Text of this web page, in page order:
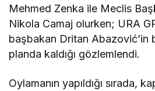
Mehmed Zenka ile Meclis
Nikola Camaj olurken; URA
başbakan Dritan Abazović’in
planda kaldığı gözlemlendi.
Oylamanın yapıldığı sırada,